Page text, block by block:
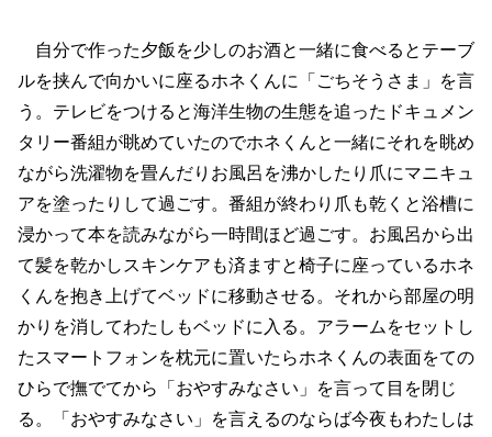
自分で作った夕飯を少しのお酒と一緒に食べるとテーブ
ルを挟んで向かいに座るホネくんに「ごちそうさま」を言
う。テレビをつけると海洋生物の生態を追ったドキュメン
タリー番組が眺めていたのでホネくんと一緒にそれを眺め
ながら洗濯物を畳んだりお風呂を沸かしたり爪にマニキュ
アを塗ったりして過ごす。番組が終わり爪も乾くと浴槽に
浸かって本を読みながら一時間ほど過ごす。お風呂から出
て髪を乾かしスキンケアも済ますと椅子に座っているホネ
くんを抱き上げてベッドに移動させる。それから部屋の明
かりを消してわたしもベッドに入る。アラームをセットし
たスマートフォンを枕元に置いたらホネくんの表面をての
ひらで撫でてから「おやすみなさい」を言って目を閉じ
る。「おやすみなさい」を言えるのならば今夜もわたしは